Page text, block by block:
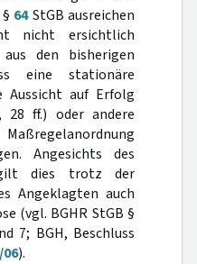
64StGB ausreichen
nicht ersichtlich
den bisherigen
eine stationäre
Aussicht auf Erfolg
, 28 ff.) oder andere
Angesichts des
dies trotz der
Angeklagten auch
(vgl. BGHR StGB §
7; BGH, Beschluss
06).